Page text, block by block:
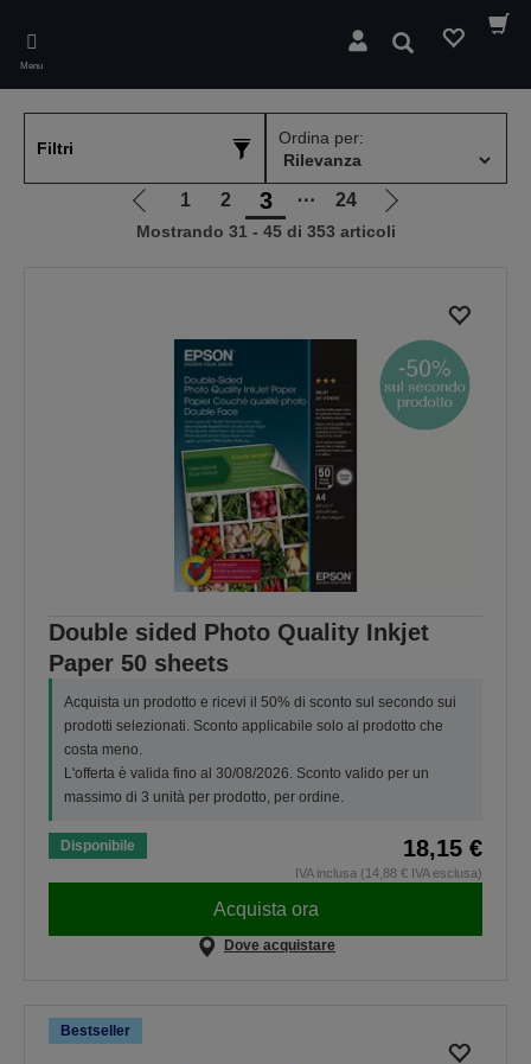
main
content
Menu
Cerca
Filtri
Ordina per:
Vai
alla
1 2 3 ⋯ 24
Vai
alla
Mostrando 31 - 45 di 353 articoli
Double sided Photo Quality Inkjet
Paper 50 sheets
Acquista un prodotto e ricevi il 50% di sconto sul secondo sui
prodotti selezionati. Sconto applicabile solo al prodotto che
costa meno.
L'offerta è valida fino al 30/08/2026. Sconto valido per un
massimo di 3 unità per prodotto, per ordine.
Disponibile 18,15 €
IVA inclusa (14,88 € IVA esclusa)
Acquista ora
Dove acquistare
Bestseller